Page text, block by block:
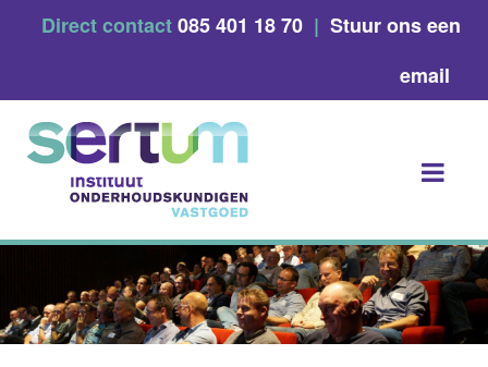
Direct contact085 401 18 70 | Stuur ons een
email